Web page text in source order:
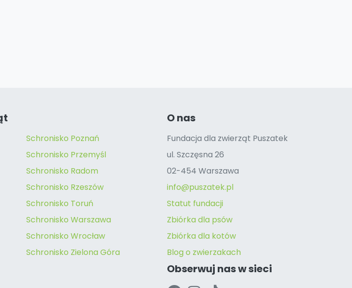
Schronisko Poznań
Schronisko Przemyśl
Schronisko Radom
Schronisko Rzeszów
Schronisko Toruń
Schronisko Warszawa
Schronisko Wrocław
Schronisko Zielona Góra
O nas
Fundacja dla zwierząt Puszatek
ul. Szczęsna 26
02-454 Warszawa
info@puszatek.pl
Statut fundacji
Zbiórka dla psów
Zbiórka dla kotów
Blog o zwierzakach
Obserwuj nas w sieci